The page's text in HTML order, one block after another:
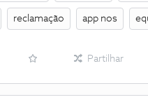
reclamação app nos
Partilhar